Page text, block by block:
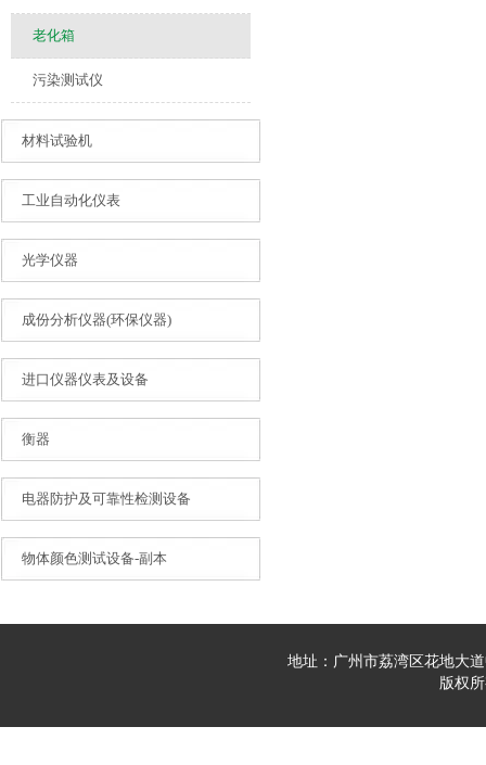
老化箱
污染测试仪
材料试验机
工业自动化仪表
光学仪器
成份分析仪器(环保仪器)
进口仪器仪表及设备
衡器
电器防护及可靠性检测设备
物体颜色测试设备-副本
地址：广州市荔湾区花地大
版权